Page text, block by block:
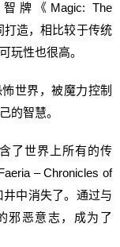
牌《Magic: The
造，相比较于传统
玩性也很高。
世界，被魔力控制
的智慧。
了世界上所有的传
– Chronicles of
中消失了。通过与
邪恶意志，成为了